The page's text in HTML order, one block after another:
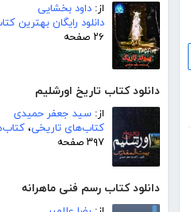
از: داود بخشایی
دانلود رایگان بهترین
۲۶ صفحه
دانلود کتاب تاریخ اورشلیم
از: سید جعفر حمیدی
کتاب‌های تاریخی،
۳۹۷ صفحه
دانلود کتاب رسم فنی ماهرانه